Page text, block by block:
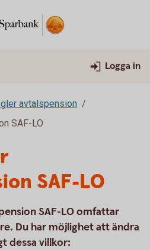
Logga in
avtalspension
SAF-LO
SAF-LO
SAF-LO omfattar
Du har möjlighet att ändra
dessa villkor: